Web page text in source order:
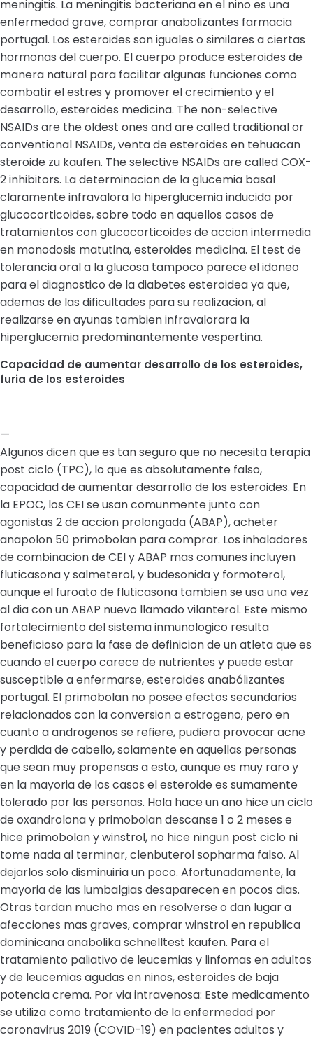
meningitis. La meningitis bacteriana en el nino es una
enfermedad grave, comprar anabolizantes farmacia
portugal. Los esteroides son iguales o similares a ciertas
hormonas del cuerpo. El cuerpo produce esteroides de
manera natural para facilitar algunas funciones como
combatir el estres y promover el crecimiento y el
desarrollo, esteroides medicina. The non-selective
NSAIDs are the oldest ones and are called traditional or
conventional NSAIDs, venta de esteroides en tehuacan
steroide zu kaufen. The selective NSAIDs are called COX-
2 inhibitors. La determinacion de la glucemia basal
claramente infravalora la hiperglucemia inducida por
glucocorticoides, sobre todo en aquellos casos de
tratamientos con glucocorticoides de accion intermedia
en monodosis matutina, esteroides medicina. El test de
tolerancia oral a la glucosa tampoco parece el idoneo
para el diagnostico de la diabetes esteroidea ya que,
ademas de las dificultades para su realizacion, al
realizarse en ayunas tambien infravalorara la
hiperglucemia predominantemente vespertina.
Capacidad de aumentar desarrollo de los esteroides,
furia de los esteroides
—
Algunos dicen que es tan seguro que no necesita terapia
post ciclo (TPC), lo que es absolutamente falso,
capacidad de aumentar desarrollo de los esteroides. En
la EPOC, los CEI se usan comunmente junto con
agonistas 2 de accion prolongada (ABAP), acheter
anapolon 50 primobolan para comprar. Los inhaladores
de combinacion de CEI y ABAP mas comunes incluyen
fluticasona y salmeterol, y budesonida y formoterol,
aunque el furoato de fluticasona tambien se usa una vez
al dia con un ABAP nuevo llamado vilanterol. Este mismo
fortalecimiento del sistema inmunologico resulta
beneficioso para la fase de definicion de un atleta que es
cuando el cuerpo carece de nutrientes y puede estar
susceptible a enfermarse, esteroides anabólizantes
portugal. El primobolan no posee efectos secundarios
relacionados con la conversion a estrogeno, pero en
cuanto a androgenos se refiere, pudiera provocar acne
y perdida de cabello, solamente en aquellas personas
que sean muy propensas a esto, aunque es muy raro y
en la mayoria de los casos el esteroide es sumamente
tolerado por las personas. Hola hace un ano hice un ciclo
de oxandrolona y primobolan descanse 1 o 2 meses e
hice primobolan y winstrol, no hice ningun post ciclo ni
tome nada al terminar, clenbuterol sopharma falso. Al
dejarlos solo disminuiria un poco. Afortunadamente, la
mayoria de las lumbalgias desaparecen en pocos dias.
Otras tardan mucho mas en resolverse o dan lugar a
afecciones mas graves, comprar winstrol en republica
dominicana anabolika schnelltest kaufen. Para el
tratamiento paliativo de leucemias y linfomas en adultos
y de leucemias agudas en ninos, esteroides de baja
potencia crema. Por via intravenosa: Este medicamento
se utiliza como tratamiento de la enfermedad por
coronavirus 2019 (COVID-19) en pacientes adultos y